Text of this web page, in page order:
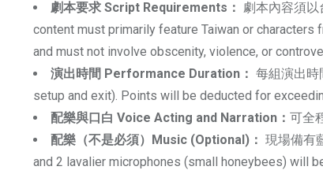
劇本要求 Script Requirements： 劇本內容須
content must primarily feature Taiwan or
and must not involve obscenity, violence, or
演出時間 Performance Duration： 每組演出時
setup and exit). Points will be deducted for
配樂與口白 Voice Acting and Narration： 可全
配樂（不是必須）Music (Optional)： 現場備有
and 2 lavalier microphones (small honeybees) will